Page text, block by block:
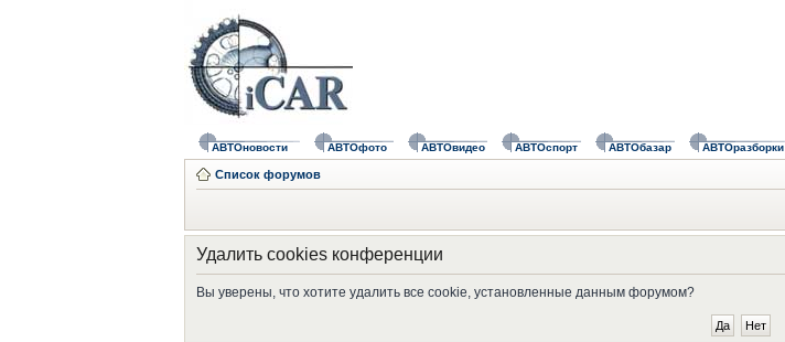
АВТОновости АВТОфото АВТОвидео АВТОспорт АВТОбазар АВТОразборки
Список форумов
Удалить cookies конференции
Вы уверены, что хотите удалить все cookie, установленные данным форумом?